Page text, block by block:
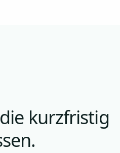
kurzfristig